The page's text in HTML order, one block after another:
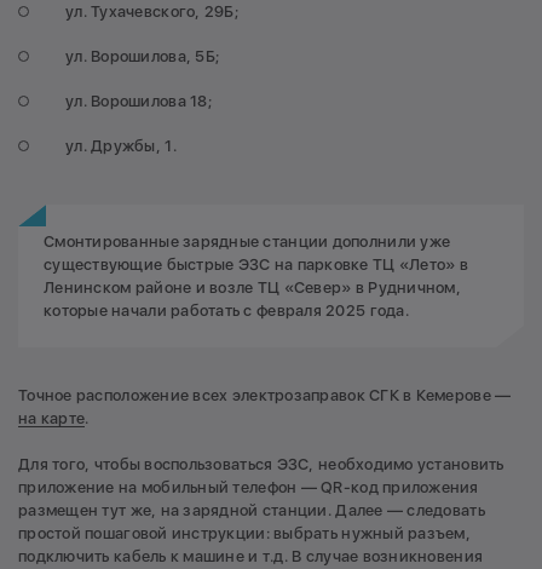
ул. Тухачевского, 29Б;
ул. Ворошилова, 5Б;
ул. Ворошилова 18;
ул. Дружбы, 1.
Смонтированные зарядные станции дополнили уже
существующие быстрые ЭЗС на парковке ТЦ «Лето» в
Ленинском районе и возле ТЦ «Север» в Рудничном,
которые начали работать с февраля 2025 года.
Точное расположение всех электрозаправок СГК в Кемерове —
на карте.
Для того, чтобы воспользоваться ЭЗС, необходимо установить
приложение на мобильный телефон — QR-код приложения
размещен тут же, на зарядной станции. Далее — следовать
простой пошаговой инструкции: выбрать нужный разъем,
подключить кабель к машине и т.д. В случае возникновения